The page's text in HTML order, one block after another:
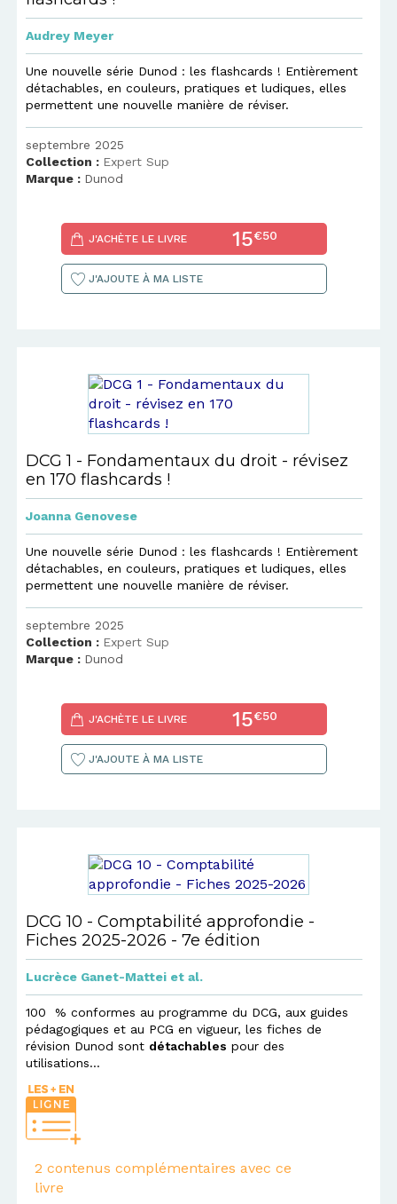
Audrey Meyer
Une nouvelle série Dunod : les flashcards ! Entièrement
détachables, en couleurs, pratiques et ludiques, elles
permettent une nouvelle manière de réviser.
septembre 2025
Collection : Expert Sup
Marque : Dunod
J'ACHÈTE LE LIVRE 15€50
J'AJOUTE À MA LISTE
DCG 1 - Fondamentaux du droit - révisez
en 170 flashcards !
Joanna Genovese
Une nouvelle série Dunod : les flashcards ! Entièrement
détachables, en couleurs, pratiques et ludiques, elles
permettent une nouvelle manière de réviser.
septembre 2025
Collection : Expert Sup
Marque : Dunod
J'ACHÈTE LE LIVRE 15€50
J'AJOUTE À MA LISTE
DCG 10 - Comptabilité approfondie -
Fiches 2025-2026 - 7e édition
Lucrèce Ganet-Mattei et al.
100 % conformes au programme du DCG, aux guides
pédagogiques et au PCG en vigueur, les fiches de
révision Dunod sont détachables pour des
utilisations...
2 contenus complémentaires avec ce
livre